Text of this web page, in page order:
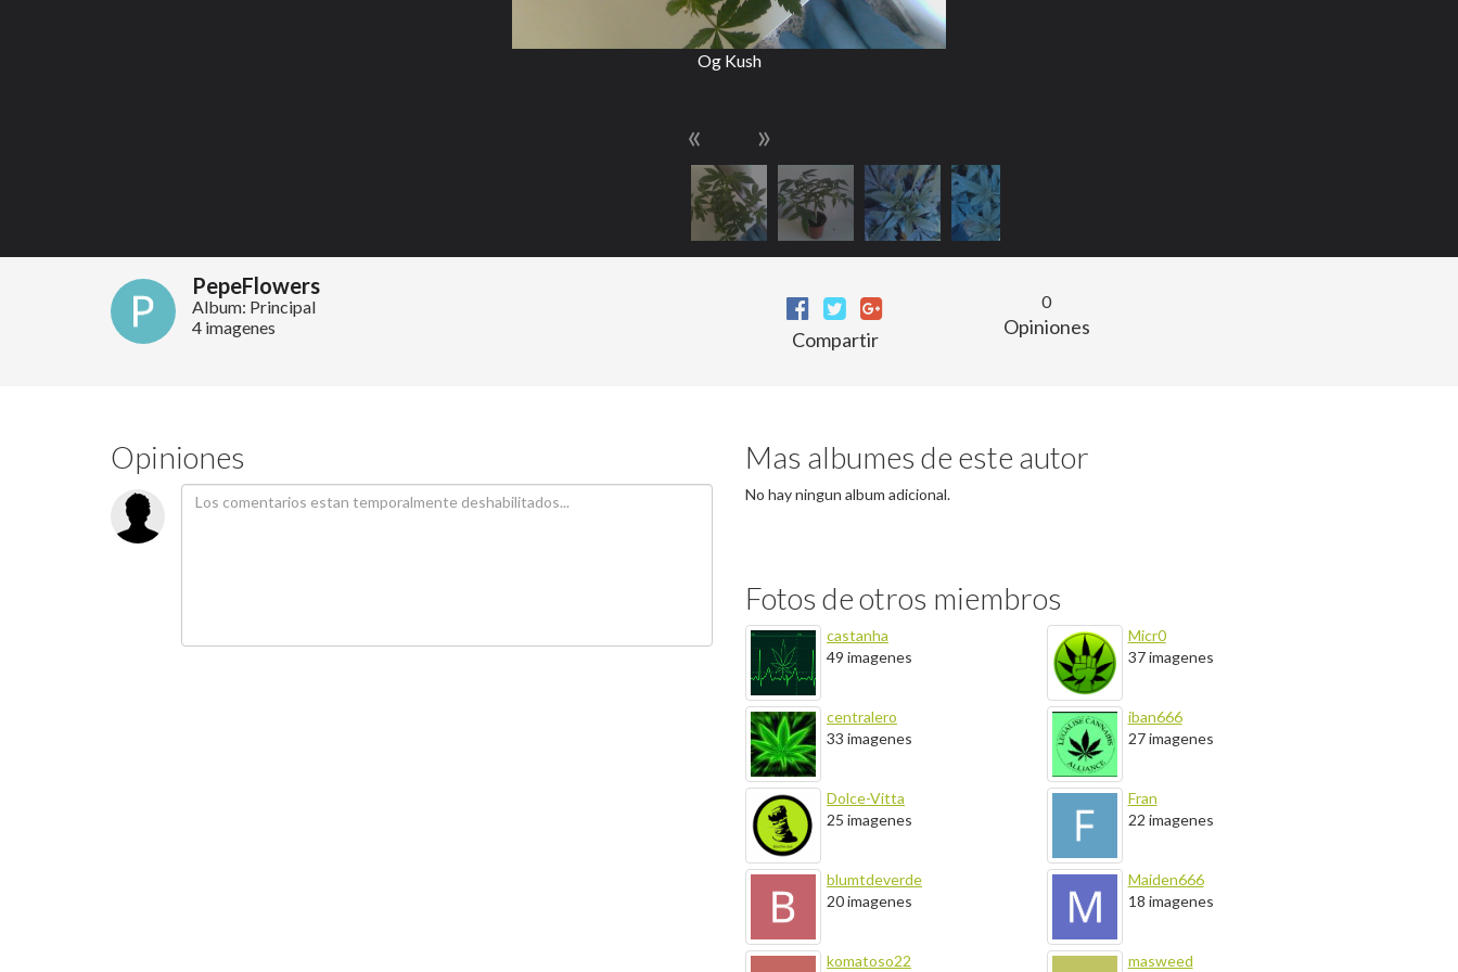
Og Kush
« »
PepeFlowers
Album: Principal
4 imagenes
Compartir
0
Opiniones
Opiniones Mas albumes de este autor
No hay ningun album adicional.
Fotos de otros miembros
castanha
49 imagenes
Micr0
37 imagenes
centralero
33 imagenes
iban666
27 imagenes
Dolce-Vitta
25 imagenes
Fran
22 imagenes
blumtdeverde
20 imagenes
Maiden666
18 imagenes
komatoso22 masweed